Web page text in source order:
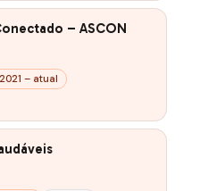
– ASCON
2021 – atual